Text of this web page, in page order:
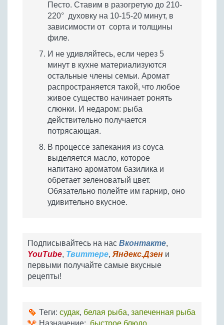
Песто. Ставим в разогретую до 210-
220° духовку на 10-15-20 минут, в
зависимости от сорта и толщины
филе.
И не удивляйтесь, если через 5
минут в кухне материализуются
остальные члены семьи. Аромат
распространяется такой, что любое
живое существо начинает ронять
слюнки. И недаром: рыба
действительно получается
потрясающая.
В процессе запекания из соуса
выделяется масло, которое
напитано ароматом базилика и
обретает зеленоватый цвет.
Обязательно полейте им гарнир, оно
удивительно вкусное.
Подписывайтесь на нас Вконтакте,
YouTube, Твиттере, Яндекс.Дзен и
первыми получайте самые вкусные
рецепты!
Теги: судак, белая рыба, запеченная рыба
Назначение: быстрое блюдо